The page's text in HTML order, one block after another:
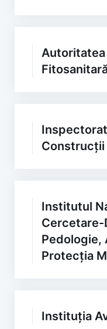
Autoritatea
Construcții
Institutul
Pedologie,
Protecția
Instituția